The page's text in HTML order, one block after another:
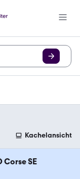
Kachelansicht
Corse SE